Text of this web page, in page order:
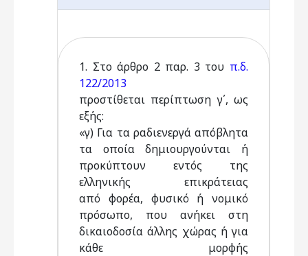
1. Στο άρθρο 2 παρ. 3 του π.δ.
122/2013
προστίθεται περίπτωση γ΄, ως
εξής:
«γ) Για τα ραδιενεργά απόβλητα
τα οποία δημιουργούνται ή
προκύπτουν εντός της
ελληνικής επικράτειας
από φορέα, φυσικό ή νομικό
πρόσωπο, που ανήκει στη
δικαιοδοσία άλλης χώρας ή για
κάθε μορφής